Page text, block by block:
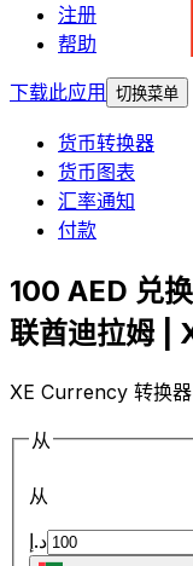
注册
帮助
下载此应用
切换菜单
货币转换器
货币图表
汇率通知
付款
100 AED 兑
联酋迪拉姆 |
XE Currency 转换器
从
从
د.إ